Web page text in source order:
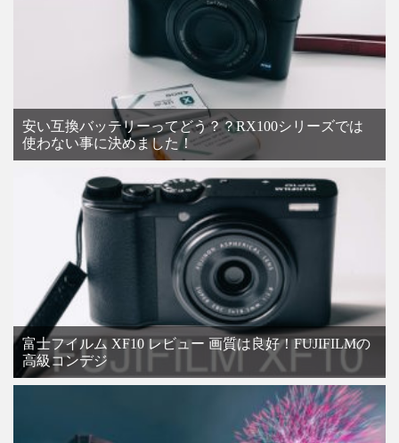
安い互換バッテリーってどう？？RX100シリーズでは
使わない事に決めました！
富士フイルム XF10 レビュー 画質は良好！FUJIFILMの
高級コンデジ